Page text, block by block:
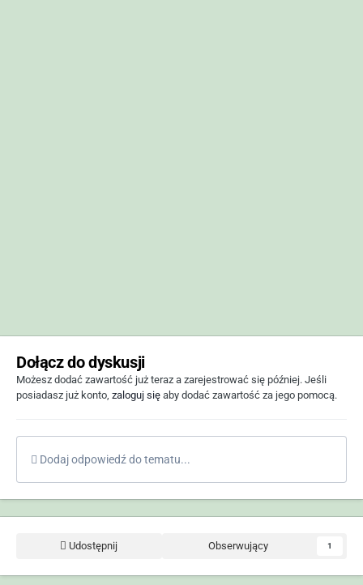
Dołącz do dyskusji
Możesz dodać zawartość już teraz a zarejestrować się później. Jeśli
posiadasz już konto, zaloguj się aby dodać zawartość za jego pomocą.
Dodaj odpowiedź do tematu...
Udostępnij Obserwujący 1